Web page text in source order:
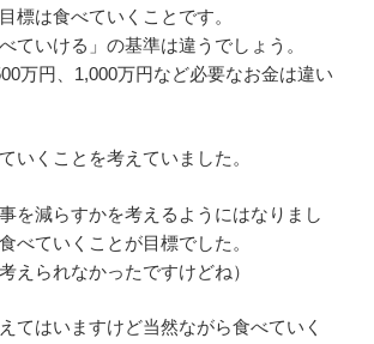
標は食べていくことです。
ていける」の基準は違うでしょう。
万円、1,000万円など必要なお金は違い
いくことを考えていました。
を減らすかを考えるようにはなりまし
べていくことが目標でした。
えられなかったですけどね）
てはいますけど当然ながら食べていく